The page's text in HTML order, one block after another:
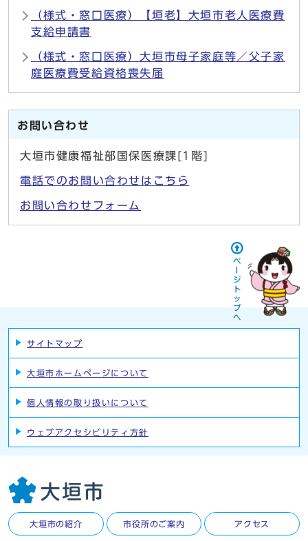
（様式・窓口医療）【垣老】大垣市老人医療費
支給申請書
（様式・窓口医療）大垣市母子家庭等／父子家
庭医療費受給資格喪失届
お問い合わせ
大垣市健康福祉部国保医療課[1階]
電話でのお問い合わせはこちら
お問い合わせフォーム
サイトマップ
大垣市ホームページについて
個人情報の取り扱いについて
ウェブアクセシビリティ方針
大垣市の紹介 市役所のご案内 アクセス